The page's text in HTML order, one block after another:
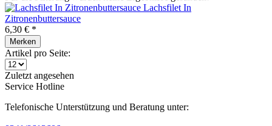
Lachsfilet In
Zitronenbuttersauce
6,30 € *
Merken
Artikel pro Seite:
Zuletzt angesehen
Service Hotline
Telefonische Unterstützung und Beratung unter: